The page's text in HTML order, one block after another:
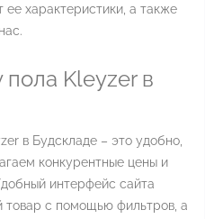
характеристики, а также
пола Kleyzer в
в Будскладе – это удобно,
конкурентные цены и
интерфейс сайта
товар с помощью фильтров, а